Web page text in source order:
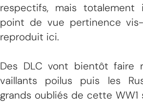
respectifs, mais totalement
point de vue pertinence
reproduit ici.
Des DLC vont bientôt faire
vaillants poilus puis les
grands oubliés de cette WW1